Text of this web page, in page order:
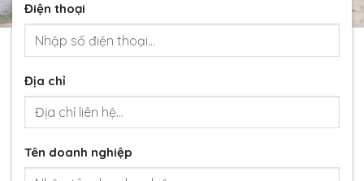
Điện thoại
Địa chỉ
Tên doanh nghiệp